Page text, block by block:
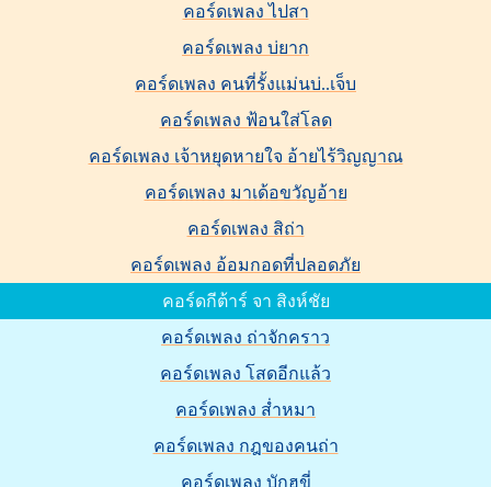
คอร์ดเพลง ไปสา
คอร์ดเพลง บ่ยาก
คอร์ดเพลง คนที่รั้งแม่นบ่..เจ็บ
คอร์ดเพลง ฟ้อนใส่โลด
คอร์ดเพลง เจ้าหยุดหายใจ อ้ายไร้วิญญาณ
คอร์ดเพลง มาเด้อขวัญอ้าย
คอร์ดเพลง สิถ่า
คอร์ดเพลง อ้อมกอดที่ปลอดภัย
คอร์ดกีต้าร์ จา สิงห์ชัย
คอร์ดเพลง ถ่าจักคราว
คอร์ดเพลง โสดอีกแล้ว
คอร์ดเพลง ส่ำหมา
คอร์ดเพลง กฎของคนถ่า
คอร์ดเพลง บักฮูขี่